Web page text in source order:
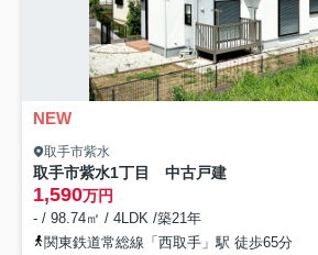
NEW
取手市紫水
取手市紫水1丁目 中古戸建
1,590万円
- / 98.74㎡ / 4LDK /築21年
関東鉄道常総線「西取手」駅 徒歩65分